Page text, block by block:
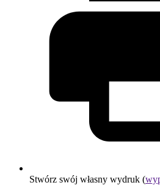
Stwórz swój własny wydruk (